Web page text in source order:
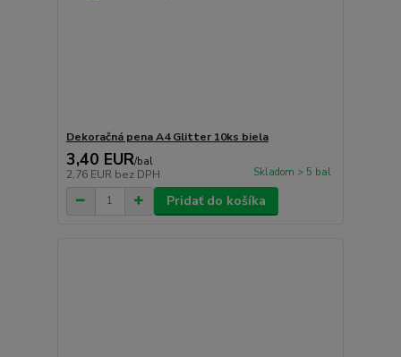
Dekoračná pena A4 Glitter 10ks biela
3,40 EUR/bal
2,76 EUR bez DPH Skladom > 5 bal
Pridať do košíka